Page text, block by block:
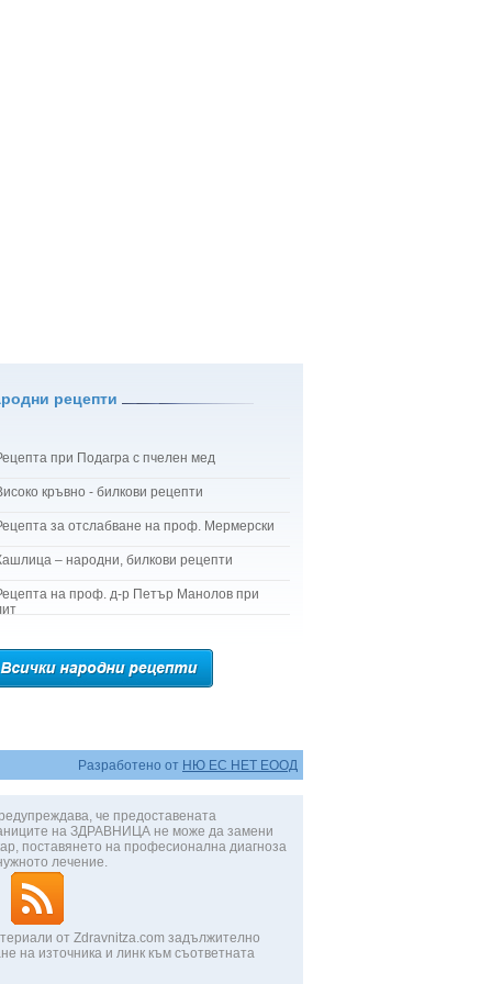
рецепти
при Подагра с пчелен мед
кръвно - билкови рецепти
за отслабване на проф. Мермерски
– народни, билкови рецепти
на проф. д-р Петър Манолов при
Разработено от НЮ ЕС НЕТ ЕООД
че предоставената
на ЗДРАВНИЦА не може да замени
поставянето на професионална диагноза
лечение.
от Zdravnitza.com задължително
на източника и линк към съответната